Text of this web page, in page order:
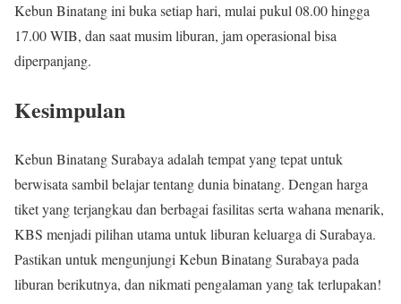
Kebun Binatang ini buka setiap hari, mulai pukul 08.00 hingga
17.00 WIB, dan saat musim liburan, jam operasional bisa
diperpanjang.
Kesimpulan
Kebun Binatang Surabaya adalah tempat yang tepat untuk
berwisata sambil belajar tentang dunia binatang. Dengan harga
tiket yang terjangkau dan berbagai fasilitas serta wahana menarik,
KBS menjadi pilihan utama untuk liburan keluarga di Surabaya.
Pastikan untuk mengunjungi Kebun Binatang Surabaya pada
liburan berikutnya, dan nikmati pengalaman yang tak terlupakan!